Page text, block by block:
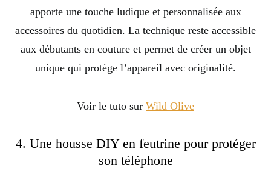
apporte une touche ludique et personnalisée aux
accessoires du quotidien. La technique reste accessible
aux débutants en couture et permet de créer un objet
unique qui protège l’appareil avec originalité.
Voir le tuto sur Wild Olive
4. Une housse DIY en feutrine pour protéger
son téléphone